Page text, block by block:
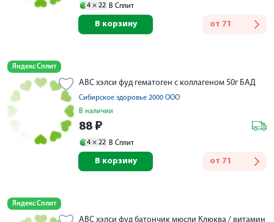
4 × 22 В Сплит
от 71
В корзину
Яндекс Сплит
АВС хэлси фуд гематоген с коллагеном 50г БАД
Сибирское здоровье 2000 ООО
В наличии
88 ₽
4 × 22 В Сплит
от 71
В корзину
Яндекс Сплит
АВС хэлси фуд батончик мюсли Клюква / витамин